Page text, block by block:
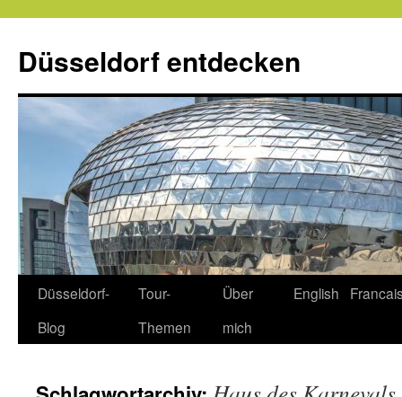
springen
Düsseldorf entdecken
Düsseldorf-
Blog
Tour-
Themen
Über
mich
English